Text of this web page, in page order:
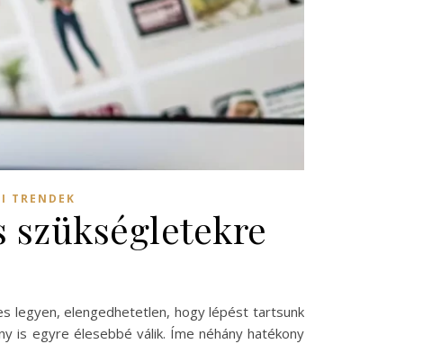
TRENDEK
szükségletekre
legyen, elengedhetetlen, hogy lépést tartsunk
is egyre élesebbé válik. Íme néhány hatékony